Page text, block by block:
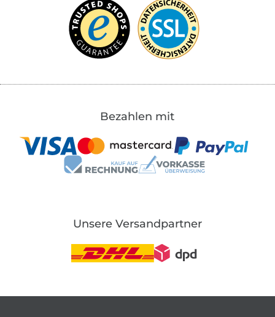
Bezahlen mit
Unsere Versandpartner